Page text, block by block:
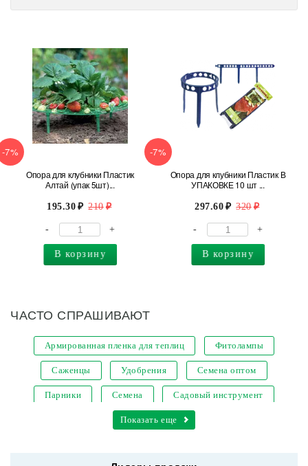
-7%
Опора для клубники Пластик
Алтай (упак 5шт)...
195.30 210
- +
В корзину
-7%
Опора для клубники Пластик В
УПАКОВКЕ 10 шт ...
297.60 320
- +
В корзину
ЧАСТО СПРАШИВАЮТ
Армированная пленка для теплиц Фитолампы
Саженцы Удобрения Семена оптом
Парники Семена Садовый инструмент
Кашпо для цветов
Показать еще